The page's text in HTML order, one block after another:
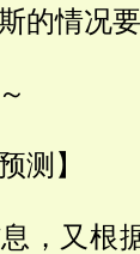
的情况要
测】
，又根